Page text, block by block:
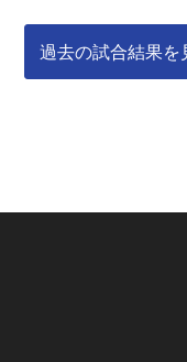
過去の試合結果